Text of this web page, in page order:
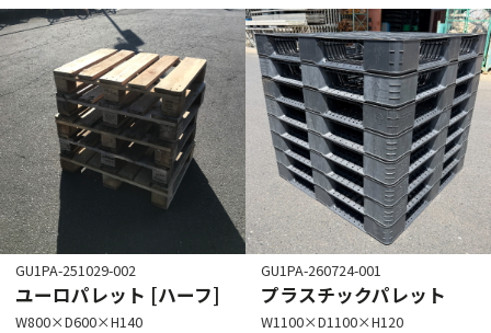
GU1PA-251029-002
ユーロパレット [ハーフ]
W800×D600×H140
GU1PA-260724-001
プラスチックパレット
W1100×D1100×H120